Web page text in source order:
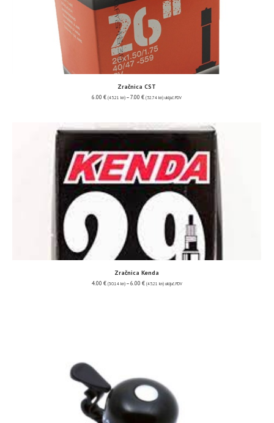
Zračnica CST
6.00 € (45.21 kn) –7.00 € (52.74 kn) uključ. PDV
Zračnica Kenda
4.00 € (30.14 kn) –6.00 € (45.21 kn) uključ. PDV